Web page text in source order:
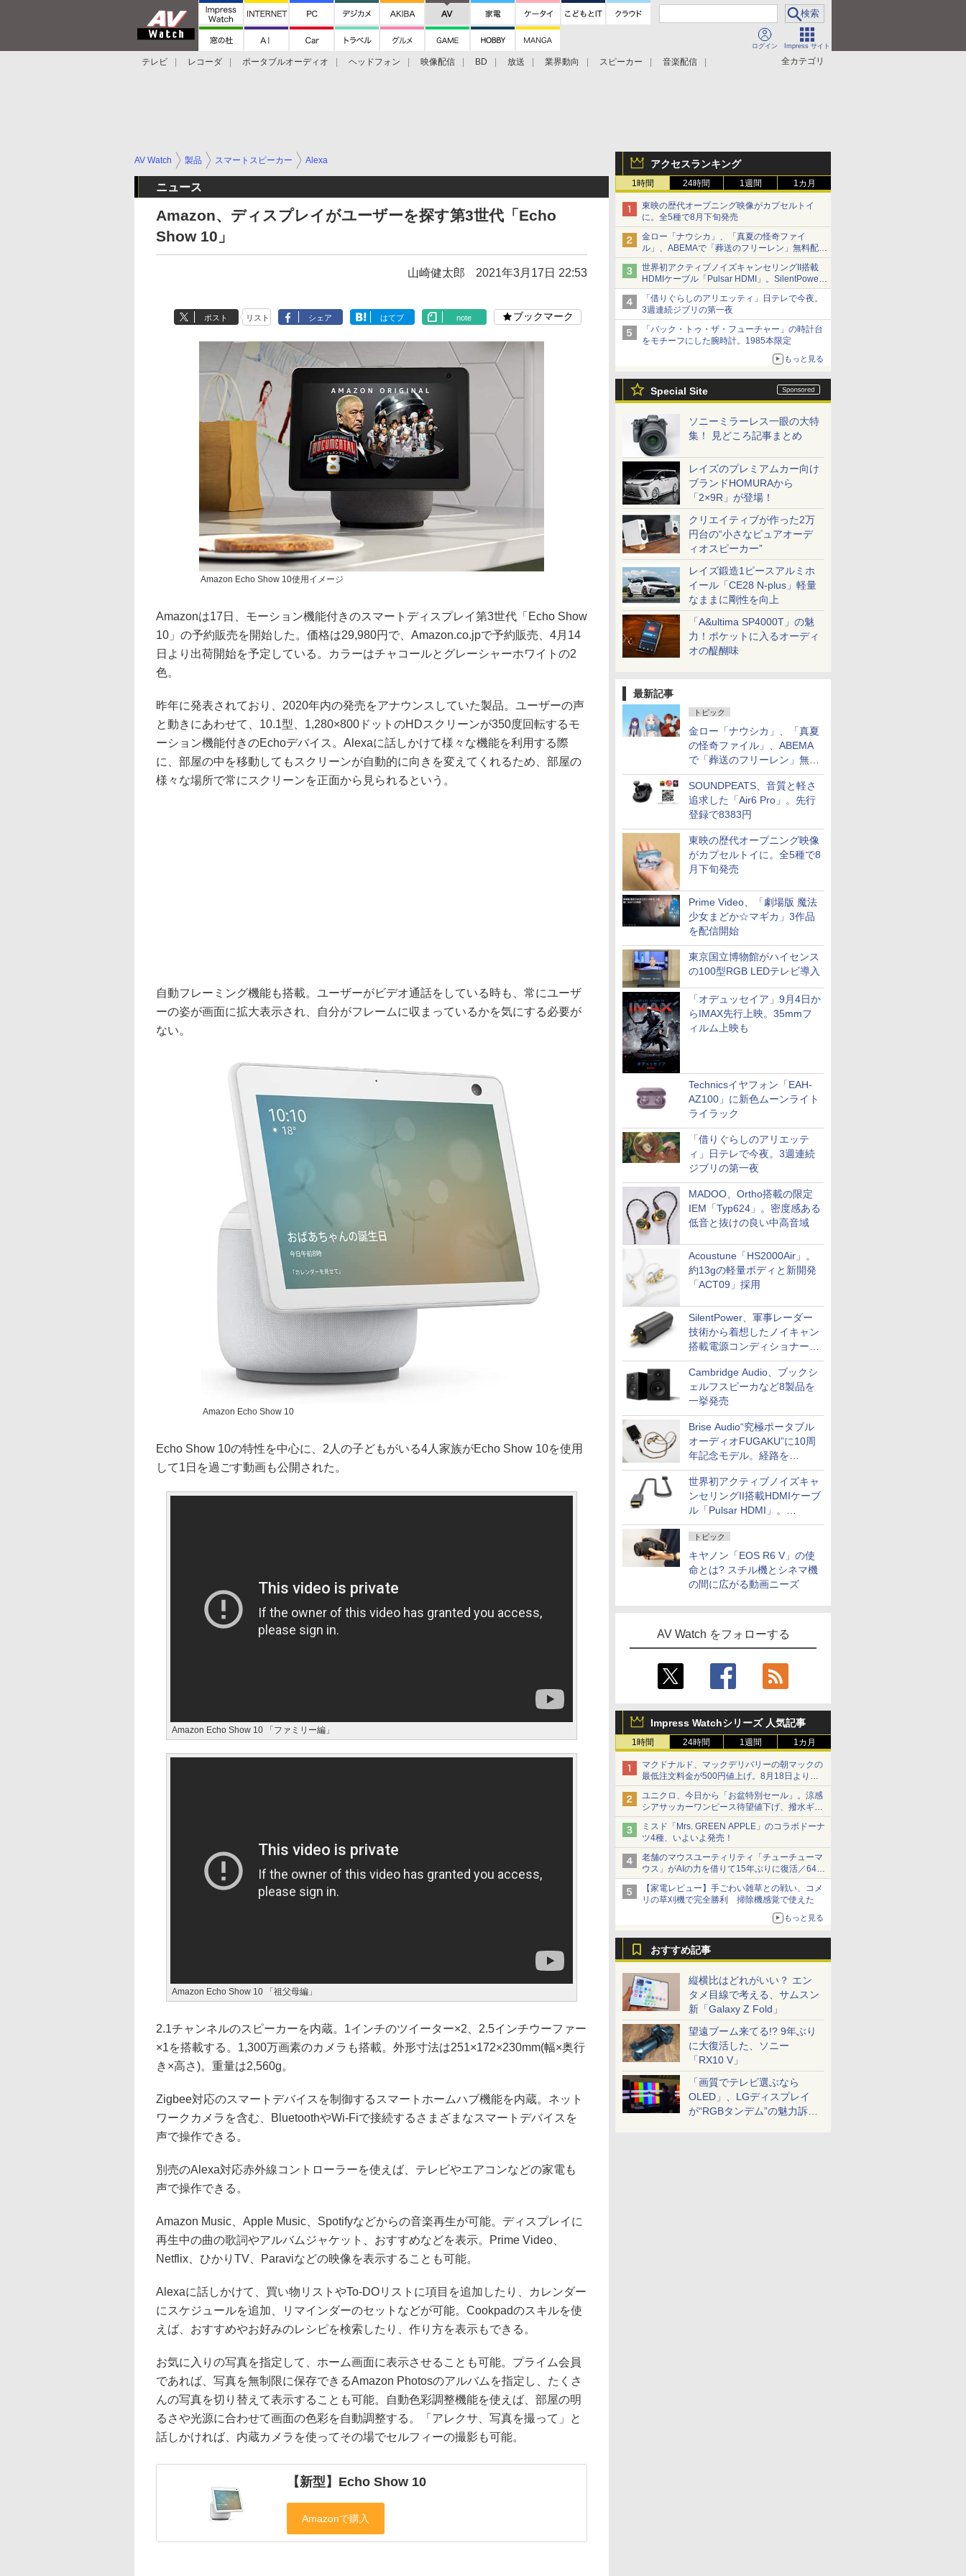
ログイン Impress サイト
全カテゴリ
テレビ レコーダ ポータブルオーディオ ヘッドフォン 映像配信 BD 放送 業界動向 スピーカー
音楽配信
アクセスランキング
1時間 24時間 1週間 1カ月
東映の歴代オープニング映像がカプセルトイ
に。全5種で8月下旬発売
金ロー「ナウシカ」、「真夏の怪奇ファイ
ル」、ABEMAで「葬送のフリーレン」無料配信
など。夏の特番・配信情報
世界初アクティブノイズキャンセリングII搭載
HDMIケーブル「Pulsar HDMI」。SilentPower
から
「借りぐらしのアリエッティ」日テレで今夜。
3週連続ジブリの第一夜
「バック・トゥ・ザ・フューチャー」の時計台
をモチーフにした腕時計。1985本限定
もっと見る
Special Site
ソニーミラーレス一眼の大特
集！ 見どころ記事まとめ
レイズのプレミアムカー向け
ブランドHOMURAから
「2×9R」が登場！
クリエイティブが作った2万
円台の“小さなピュアオーデ
ィオスピーカー”
レイズ鍛造1ピースアルミホ
イール「CE28 N-plus」軽量
なままに剛性を向上
「A&ultima SP4000T」の魅
力！ポケットに入るオーディ
オの醍醐味
最新記事
トピック
金ロー「ナウシカ」、「真夏
の怪奇ファイル」、ABEMA
で「葬送のフリーレン」無料
配信など。夏の特番・配信情
報
SOUNDPEATS、音質と軽さ
追求した「Air6 Pro」。先行
登録で8383円
東映の歴代オープニング映像
がカプセルトイに。全5種で8
月下旬発売
Prime Video、「劇場版 魔法
少女まどか☆マギカ」3作品
を配信開始
東京国立博物館がハイセンス
の100型RGB LEDテレビ導入
「オデュッセイア」9月4日か
らIMAX先行上映。35mmフ
ィルム上映も
Technicsイヤフォン「EAH-
AZ100」に新色ムーンライト
ライラック
「借りぐらしのアリエッテ
ィ」日テレで今夜。3週連続
ジブリの第一夜
MADOO、Ortho搭載の限定
IEM「Typ624」。密度感ある
低音と抜けの良い中高音域
Acoustune「HS2000Air」。
約13gの軽量ボディと新開発
「ACT09」採用
SilentPower、軍事レーダー
技術から着想したノイキャン
搭載電源コンディショナー
「AC iPurifier2」
Cambridge Audio、ブックシ
ェルフスピーカなど8製品を
一挙発売
Brise Audio“究極ポータブル
オーディオFUGAKU”に10周
年記念モデル。経路を
NISHIKIで統一。400万円
世界初アクティブノイズキャ
ンセリングII搭載HDMIケーブ
ル「Pulsar HDMI」。
SilentPowerから
トピック
キヤノン「EOS R6 V」の使
命とは? スチル機とシネマ機
の間に広がる動画ニーズ
AV Watch をフォローする
Impress Watchシリーズ 人気記事
1時間 24時間 1週間 1カ月
マクドナルド、マックデリバリーの朝マックの
最低注文料金が500円値上げ。8月18日より
1,500円から受付
ユニクロ、今日から「お盆特別セール」。涼感
シアサッカーワンピース待望値下げ、撥水ギア
ショーツは1990円に
ミスド「Mrs. GREEN APPLE」のコラボドーナ
ツ4種、いよいよ発売！
老舗のマウスユーティリティ「チューチューマ
ウス」がAIの力を借りて15年ぶりに復活／64bit
化、Windows 10/11、「Chrome」も走り回
る。復活記念で2026年末まで500円
【家電レビュー】手ごわい雑草との戦い、コメ
リの草刈機で完全勝利 掃除機感覚で使えた
もっと見る
おすすめ記事
縦横比はどれがいい？ エン
タメ目線で考える、サムスン
新「Galaxy Z Fold」
望遠ブーム来てる!? 9年ぶり
に大復活した、ソニー
「RX10 V」
「画質でテレビ選ぶなら
OLED」、LGディスプレイ
が“RGBタンデム”の魅力訴
AV Watch 製品 スマートスピーカー Alexa
ニュース
Amazon、ディスプレイがユーザーを探す第3世代「Echo
Show 10」
山崎健太郎 2021年3月17日 22:53
ポスト リスト シェア はてブ note ブックマーク
Amazon Echo Show 10使用イメージ
Amazonは17日、モーション機能付きのスマートディスプレイ第3世代「Echo Show
10」の予約販売を開始した。価格は29,980円で、Amazon.co.jpで予約販売、4月14
日より出荷開始を予定している。カラーはチャコールとグレーシャーホワイトの2
色。
昨年に発表されており、2020年内の発売をアナウンスしていた製品。ユーザーの声
と動きにあわせて、10.1型、1,280×800ドットのHDスクリーンが350度回転するモ
ーション機能付きのEchoデバイス。Alexaに話しかけて様々な機能を利用する際
に、部屋の中を移動してもスクリーンが自動的に向きを変えてくれるため、部屋の
様々な場所で常にスクリーンを正面から見られるという。
自動フレーミング機能も搭載。ユーザーがビデオ通話をしている時も、常にユーザ
ーの姿が画面に拡大表示され、自分がフレームに収まっているかを気にする必要が
ない。
Amazon Echo Show 10
Echo Show 10の特性を中心に、2人の子どもがいる4人家族がEcho Show 10を使用
して1日を過ごす動画も公開された。
Amazon Echo Show 10 「ファミリー編」
Amazon Echo Show 10 「祖父母編」
2.1チャンネルのスピーカーを内蔵。1インチのツイーター×2、2.5インチウーファー
×1を搭載する。1,300万画素のカメラも搭載。外形寸法は251×172×230mm(幅×奥行
き×高さ)。重量は2,560g。
Zigbee対応のスマートデバイスを制御するスマートホームハブ機能を内蔵。ネット
ワークカメラを含む、BluetoothやWi-Fiで接続するさまざまなスマートデバイスを
声で操作できる。
別売のAlexa対応赤外線コントローラーを使えば、テレビやエアコンなどの家電も
声で操作できる。
Amazon Music、Apple Music、Spotifyなどからの音楽再生が可能。ディスプレイに
再生中の曲の歌詞やアルバムジャケット、おすすめなどを表示。Prime Video、
Netflix、ひかりTV、Paraviなどの映像を表示することも可能。
Alexaに話しかけて、買い物リストやTo-DOリストに項目を追加したり、カレンダー
にスケジュールを追加、リマインダーのセットなどが可能。Cookpadのスキルを使
えば、おすすめやお好みのレシピを検索したり、作り方を表示もできる。
お気に入りの写真を指定して、ホーム画面に表示させることも可能。プライム会員
であれば、写真を無制限に保存できるAmazon Photosのアルバムを指定し、たくさ
んの写真を切り替えて表示することも可能。自動色彩調整機能を使えば、部屋の明
るさや光源に合わせて画面の色彩を自動調整する。「アレクサ、写真を撮って」と
話しかければ、内蔵カメラを使ってその場でセルフィーの撮影も可能。
【新型】Echo Show 10